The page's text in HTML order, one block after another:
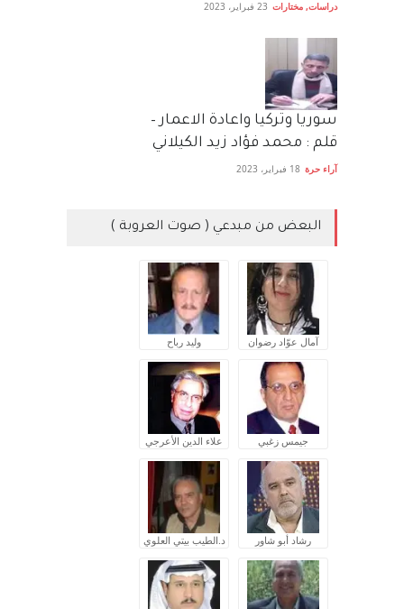
دراسات, مختارات 23 فبراير، 2023
سوريا وتركيا واعادة الاعمار –
قلم : محمد فؤاد زيد الكيلاني
آراء حرة 18 فبراير، 2023
البعض من مبدعي ( صوت العروبة )
آمال عوّاد رضوان وليد رباح
جيمس زغبي علاء الدين الأعرجي
رشاد أبو شاور د.الطيب بيتي العلوي